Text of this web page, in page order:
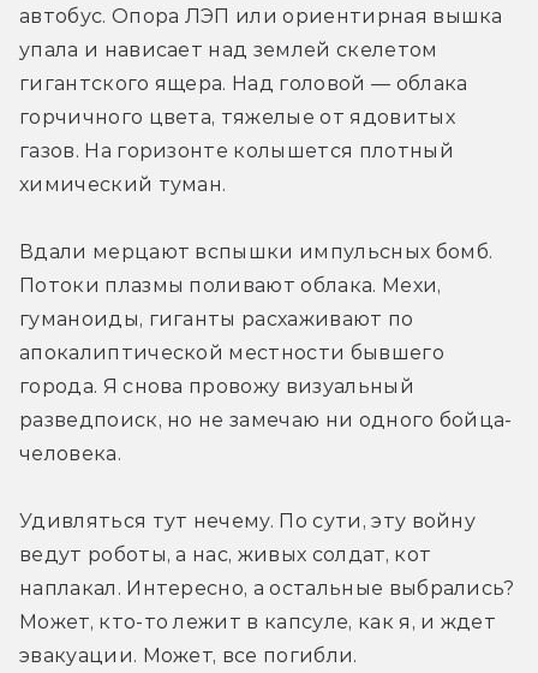
автобус. Опора ЛЭП или ориентирная вышка
упала и нависает над землей скелетом
гигантского ящера. Над головой — облака
горчичного цвета, тяжелые от ядовитых
газов. На горизонте колышется плотный
химический туман.
Вдали мерцают вспышки импульсных бомб.
Потоки плазмы поливают облака. Мехи,
гуманоиды, гиганты расхаживают по
апокалиптической местности бывшего
города. Я снова провожу визуальный
разведпоиск, но не замечаю ни одного бойца-
человека.
Удивляться тут нечему. По сути, эту войну
ведут роботы, а нас, живых солдат, кот
наплакал. Интересно, а остальные выбрались?
Может, кто-то лежит в капсуле, как я, и ждет
эвакуации. Может, все погибли.